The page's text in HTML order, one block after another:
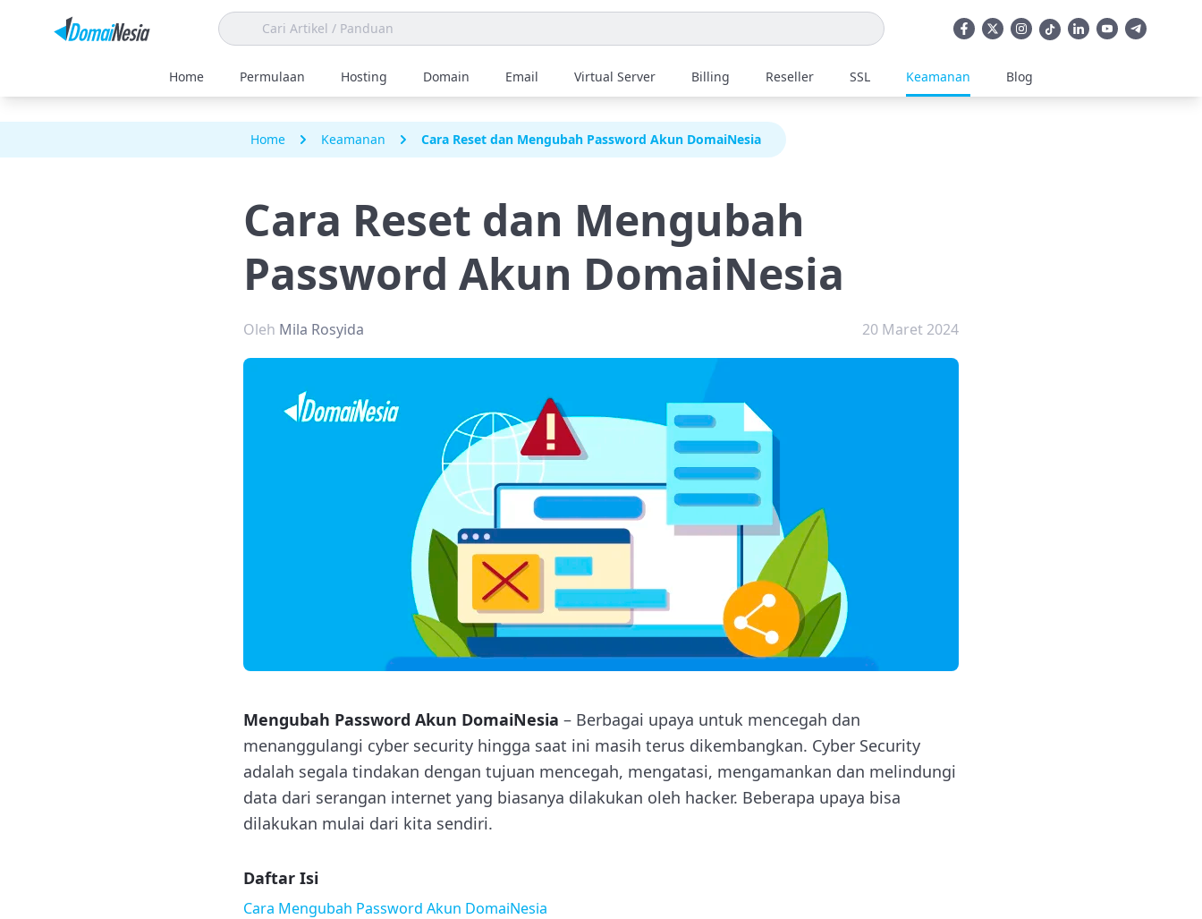
Home Permulaan Hosting Domain Email Virtual Server Billing Reseller SSL Keamanan Blog
Home Keamanan Cara Reset dan Mengubah Password Akun DomaiNesia
Cara Reset dan Mengubah
Password Akun DomaiNesia
Oleh Mila Rosyida 20 Maret 2024
Mengubah Password Akun DomaiNesia – Berbagai upaya untuk mencegah dan
menanggulangi cyber security hingga saat ini masih terus dikembangkan. Cyber Security
adalah segala tindakan dengan tujuan mencegah, mengatasi, mengamankan dan melindungi
data dari serangan internet yang biasanya dilakukan oleh hacker. Beberapa upaya bisa
dilakukan mulai dari kita sendiri.
Daftar Isi
Cara Mengubah Password Akun DomaiNesia